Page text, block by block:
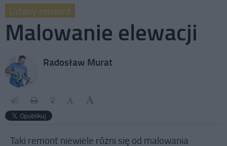
Udany remont
Malowanie elewacji
Radosław Murat
Taki remont niewiele różni się od malowania